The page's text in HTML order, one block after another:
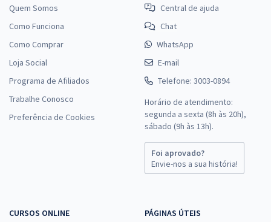
Quem Somos
Como Funciona
Como Comprar
Loja Social
Programa de Afiliados
Trabalhe Conosco
Preferência de Cookies
Central de ajuda
Chat
WhatsApp
E-mail
Telefone: 3003-0894
Horário de atendimento:
segunda a sexta (8h às 20h),
sábado (9h às 13h).
Foi aprovado?
Envie-nos a sua história!
CURSOS ONLINE PÁGINAS ÚTEIS